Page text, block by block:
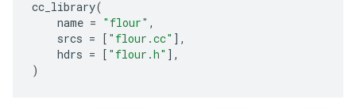
cc_library(
name = "flour" ,
srcs = [ "flour.cc" ],
hdrs = [ "flour.h" ],
)